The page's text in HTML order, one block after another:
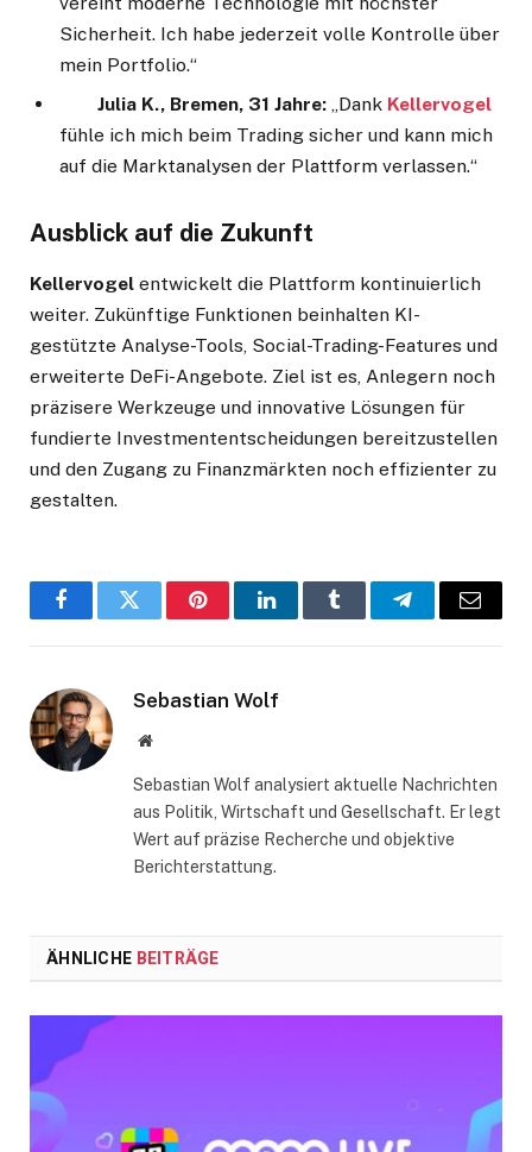
Sicherheit. Ich habe jederzeit volle Kontrolle über
mein Portfolio.“
Julia K., Bremen, 31 Jahre: „Dank Kellervogel
fühle ich mich beim Trading sicher und kann mich
auf die Marktanalysen der Plattform verlassen.“
Ausblick auf die Zukunft
Kellervogel entwickelt die Plattform kontinuierlich
weiter. Zukünftige Funktionen beinhalten KI-
gestützte Analyse-Tools, Social-Trading-Features und
erweiterte DeFi-Angebote. Ziel ist es, Anlegern noch
präzisere Werkzeuge und innovative Lösungen für
fundierte Investmententscheidungen bereitzustellen
und den Zugang zu Finanzmärkten noch effizienter zu
gestalten.
FacebookTwitter PinterestLinkedInTumblr TelegramEmail
Sebastian Wolf
Website
Sebastian Wolf analysiert aktuelle Nachrichten
aus Politik, Wirtschaft und Gesellschaft. Er legt
Wert auf präzise Recherche und objektive
Berichterstattung.
ÄHNLICHE BEITRÄGE